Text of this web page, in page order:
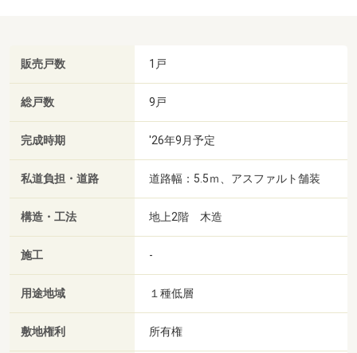
販売戸数 1戸
総戸数 9戸
完成時期 '26年9月予定
私道負担・道路 道路幅：5.5ｍ、アスファルト舗装
構造・工法 地上2階 木造
施工 -
用途地域 １種低層
敷地権利 所有権